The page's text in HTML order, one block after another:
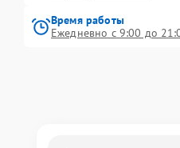
Время работы
Ежедневно с 9:00 до